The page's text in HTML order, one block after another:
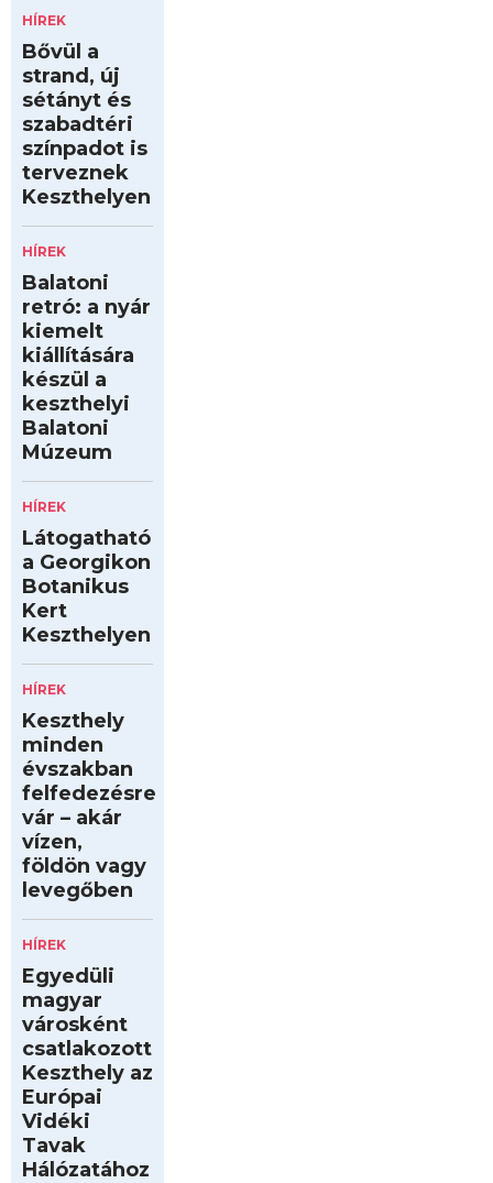
HÍREK
Bővül a
strand, új
sétányt és
szabadtéri
színpadot is
terveznek
Keszthelyen
HÍREK
Balatoni
retró: a nyár
kiemelt
kiállítására
készül a
keszthelyi
Balatoni
Múzeum
HÍREK
Látogatható
a Georgikon
Botanikus
Kert
Keszthelyen
HÍREK
Keszthely
minden
évszakban
felfedezésre
vár – akár
vízen,
földön vagy
levegőben
HÍREK
Egyedüli
magyar
városként
csatlakozott
Keszthely az
Európai
Vidéki
Tavak
Hálózatához